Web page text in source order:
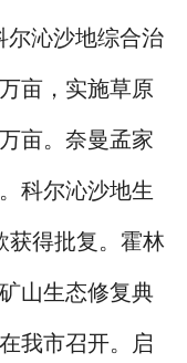
尔沁沙地综合治
亩，实施草原
亩。奈曼孟家
科尔沁沙地生
获得批复。霍林
山生态修复典
我市召开。启